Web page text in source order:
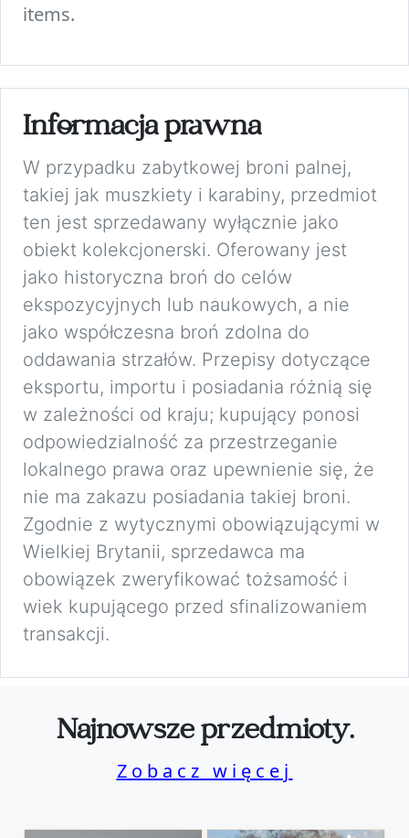
items.
Informacja prawna
W przypadku zabytkowej broni palnej,
takiej jak muszkiety i karabiny, przedmiot
ten jest sprzedawany wyłącznie jako
obiekt kolekcjonerski. Oferowany jest
jako historyczna broń do celów
ekspozycyjnych lub naukowych, a nie
jako współczesna broń zdolna do
oddawania strzałów. Przepisy dotyczące
eksportu, importu i posiadania różnią się
w zależności od kraju; kupujący ponosi
odpowiedzialność za przestrzeganie
lokalnego prawa oraz upewnienie się, że
nie ma zakazu posiadania takiej broni.
Zgodnie z wytycznymi obowiązującymi w
Wielkiej Brytanii, sprzedawca ma
obowiązek zweryfikować tożsamość i
wiek kupującego przed sfinalizowaniem
transakcji.
Najnowsze przedmioty.
Zobacz więcej